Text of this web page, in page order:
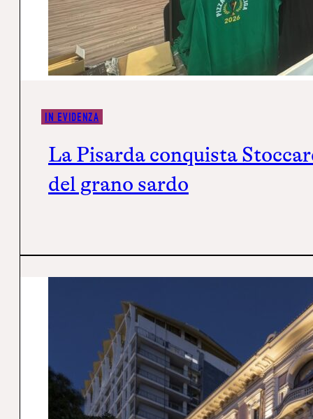
IN EVIDENZA
La Pisarda conquista
del grano sardo